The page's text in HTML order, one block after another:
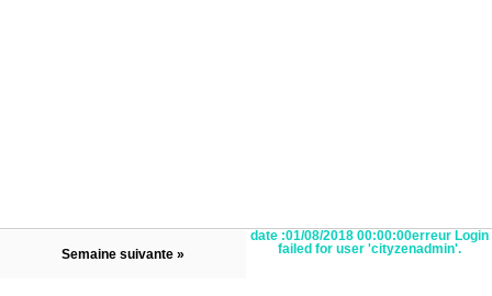
Semaine suivante
date :01/08/2018 00:00:00erreur Login
failed for user 'cityzenadmin'.